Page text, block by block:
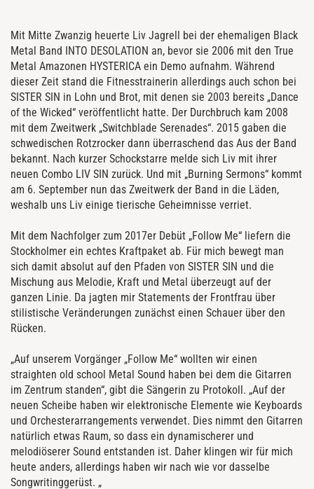
Mit Mitte Zwanzig heuerte Liv Jagrell bei der ehemaligen Black
Metal Band INTO DESOLATION an, bevor sie 2006 mit den True
Metal Amazonen HYSTERICA ein Demo aufnahm. Während
dieser Zeit stand die Fitnesstrainerin allerdings auch schon bei
SISTER SIN in Lohn und Brot, mit denen sie 2003 bereits „Dance
of the Wicked“ veröffentlicht hatte. Der Durchbruch kam 2008
mit dem Zweitwerk „Switchblade Serenades“. 2015 gaben die
schwedischen Rotzrocker dann überraschend das Aus der Band
bekannt. Nach kurzer Schockstarre melde sich Liv mit ihrer
neuen Combo LIV SIN zurück. Und mit „Burning Sermons“ kommt
am 6. September nun das Zweitwerk der Band in die Läden,
weshalb uns Liv einige tierische Geheimnisse verriet.
Mit dem Nachfolger zum 2017er Debüt „Follow Me“ liefern die
Stockholmer ein echtes Kraftpaket ab. Für mich bewegt man
sich damit absolut auf den Pfaden von SISTER SIN und die
Mischung aus Melodie, Kraft und Metal überzeugt auf der
ganzen Linie. Da jagten mir Statements der Frontfrau über
stilistische Veränderungen zunächst einen Schauer über den
Rücken.
„Auf unserem Vorgänger „Follow Me“ wollten wir einen
straighten old school Metal Sound haben bei dem die Gitarren
im Zentrum standen“, gibt die Sängerin zu Protokoll. „Auf der
neuen Scheibe haben wir elektronische Elemente wie Keyboards
und Orchesterarrangements verwendet. Dies nimmt den Gitarren
natürlich etwas Raum, so dass ein dynamischerer und
melodiöserer Sound entstanden ist. Daher klingen wir für mich
heute anders, allerdings haben wir nach wie vor dasselbe
Songwritinggerüst. „